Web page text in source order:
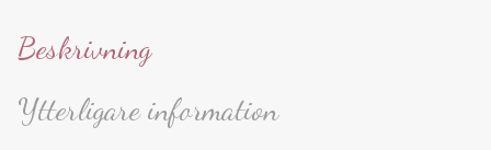
Beskrivning
Ytterligare information